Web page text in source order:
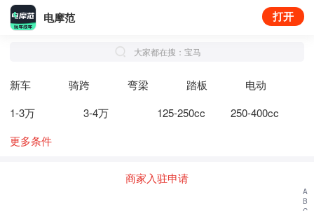
电摩范 打开
A
B
大家都在搜：宝马
新车 骑跨 弯梁 踏板
电动
1-3万
3-4万 125-250cc
250-400cc
更多条件
商家入驻申请